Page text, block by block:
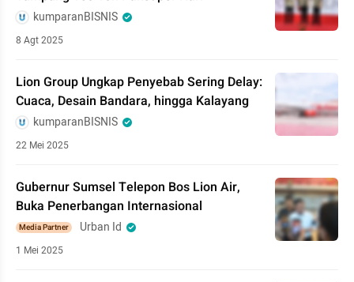
kumparanBISNIS
8 Agt 2025
Lion Group Ungkap Penyebab Sering Delay:
Cuaca, Desain Bandara, hingga Kalayang
kumparanBISNIS
22 Mei 2025
Gubernur Sumsel Telepon Bos Lion Air,
Buka Penerbangan Internasional
Media Partner Urban Id
1 Mei 2025